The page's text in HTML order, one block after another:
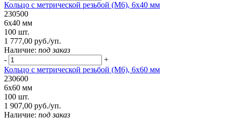
Кольцо с метрической резьбой (М6), 6х40 мм
230500
6х40 мм
100 шт.
1 777,00 руб./уп.
Наличие: под заказ
-
+
Кольцо с метрической резьбой (М6), 6х60 мм
230600
6х60 мм
100 шт.
1 907,00 руб./уп.
Наличие: под заказ